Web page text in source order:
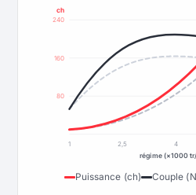
80
160
240
ch
1 2,5 4
régime (×1000
Puissance (ch) Couple